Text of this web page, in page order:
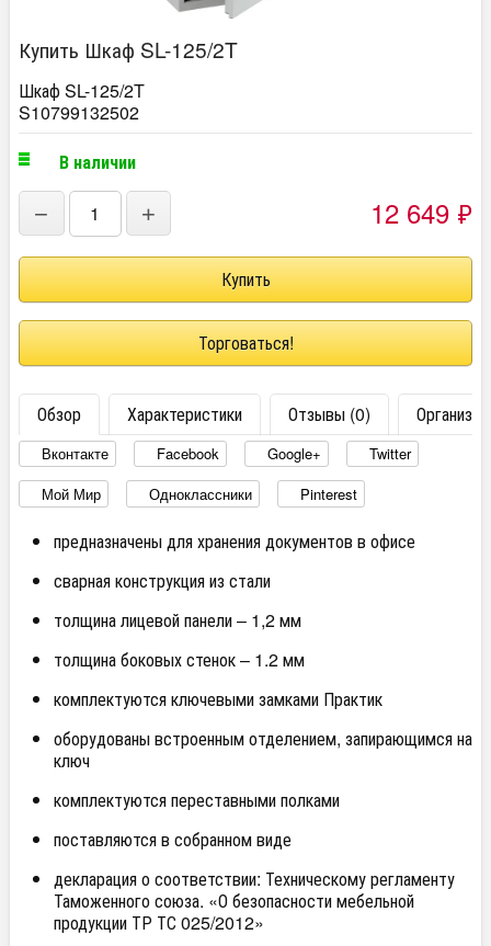
Купить Шкаф SL-125/2T
Шкаф SL-125/2T
S10799132502
В наличии
− + 12 649 ₽
Торговаться!
Обзор Характеристики Отзывы (0)
Вконтакте Facebook Google+
Twitter
Мой Мир
Одноклассники Pinterest
предназначены для хранения документов в офисе
сварная конструкция из стали
толщина лицевой панели – 1,2 мм
толщина боковых стенок – 1.2 мм
комплектуются ключевыми замками Практик
оборудованы встроенным отделением, запирающимся на
ключ
комплектуются переставными полками
поставляются в собранном виде
декларация о соответствии: Техническому регламенту
Таможенного союза. «О безопасности мебельной
продукции ТР ТС 025/2012»